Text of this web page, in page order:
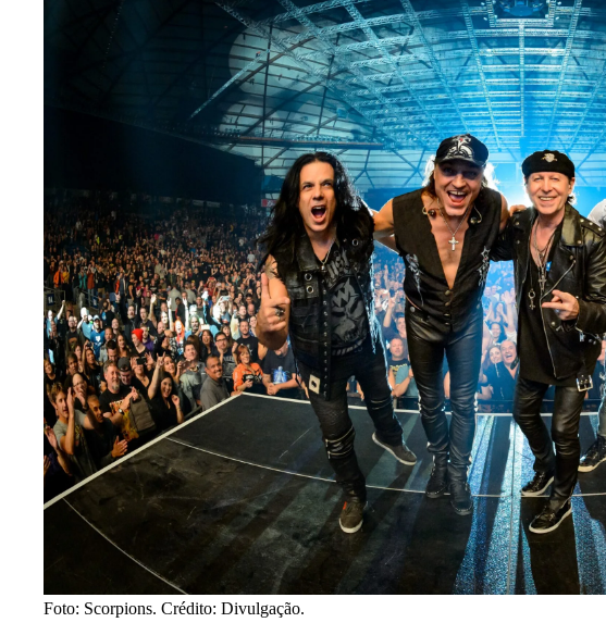
Foto: Scorpions. Crédito: Divulgação.